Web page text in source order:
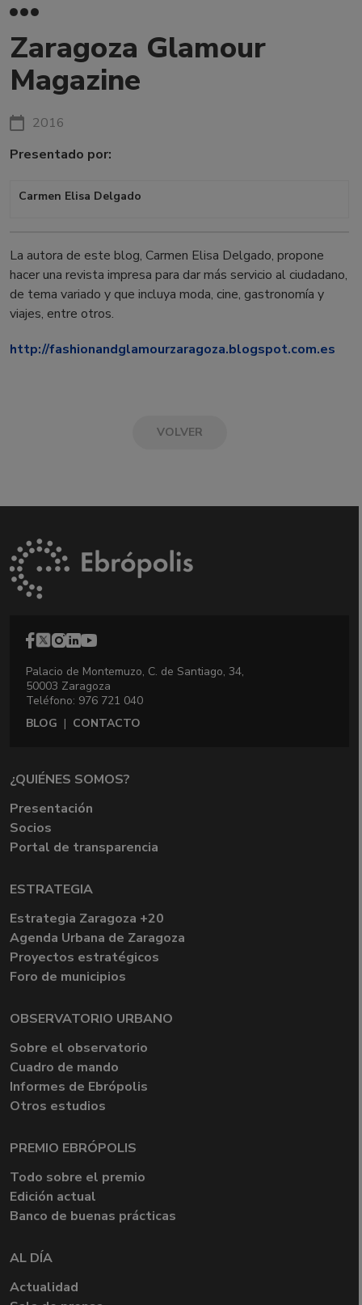
Zaragoza Glamour
Magazine
2016
Presentado por:
Carmen Elisa Delgado
La autora de este blog, Carmen Elisa Delgado, propone
hacer una revista impresa para dar más servicio al ciudadano,
de tema variado y que incluya moda, cine, gastronomía y
viajes, entre otros.
http://fashionandglamourzaragoza.blogspot.com.es
VOLVER
Palacio de Montemuzo, C. de Santiago, 34,
50003 Zaragoza
Teléfono: 976 721 040
BLOG | CONTACTO
¿QUIÉNES SOMOS?
Presentación
Socios
Portal de transparencia
ESTRATEGIA
Estrategia Zaragoza +20
Agenda Urbana de Zaragoza
Proyectos estratégicos
Foro de municipios
OBSERVATORIO URBANO
Sobre el observatorio
Cuadro de mando
Informes de Ebrópolis
Otros estudios
PREMIO EBRÓPOLIS
Todo sobre el premio
Edición actual
Banco de buenas prácticas
AL DÍA
Actualidad